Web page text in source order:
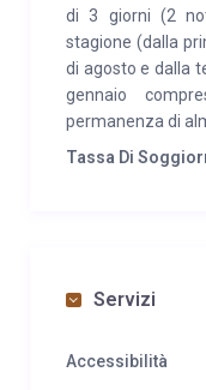
di 3 giorni (2
stagione (dalla
di agosto e dalla
gennaio
permanenza di
Tassa Di
Servizi
Accessibilità